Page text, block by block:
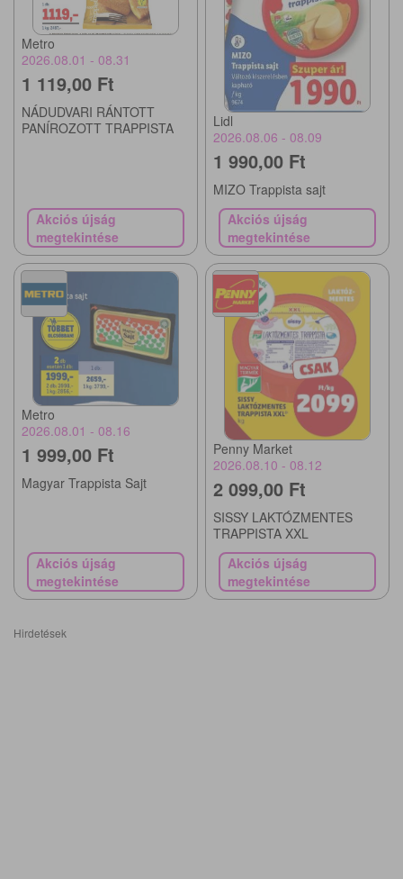
Metro
2026.08.01 - 08.31
1 119,00 Ft
NÁDUDVARI RÁNTOTT
PANÍROZOTT TRAPPISTA
Akciós újság
megtekintése
Lidl
2026.08.06 - 08.09
1 990,00 Ft
MIZO Trappista sajt
Akciós újság
megtekintése
Metro
2026.08.01 - 08.16
1 999,00 Ft
Magyar Trappista Sajt
Akciós újság
megtekintése
Penny Market
2026.08.10 - 08.12
2 099,00 Ft
SISSY LAKTÓZMENTES
TRAPPISTA XXL
Akciós újság
megtekintése
Hirdetések